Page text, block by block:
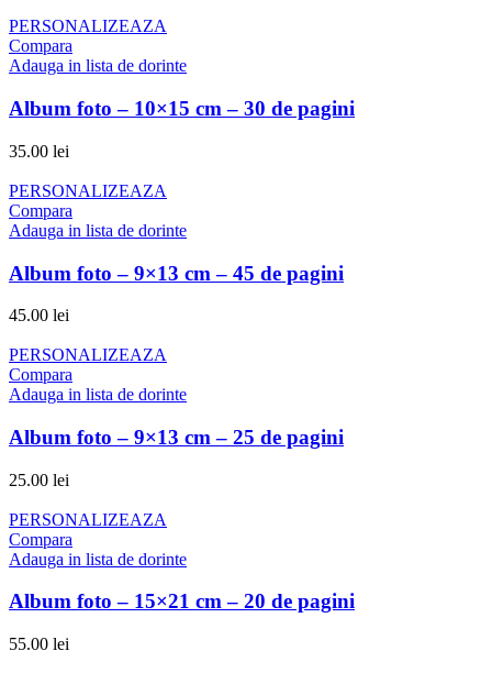
PERSONALIZEAZA
Compara
Adauga in lista de dorinte
Album foto – 10×15 cm – 30 de pagini
35.00 lei
PERSONALIZEAZA
Compara
Adauga in lista de dorinte
Album foto – 9×13 cm – 45 de pagini
45.00 lei
PERSONALIZEAZA
Compara
Adauga in lista de dorinte
Album foto – 9×13 cm – 25 de pagini
25.00 lei
PERSONALIZEAZA
Compara
Adauga in lista de dorinte
Album foto – 15×21 cm – 20 de pagini
55.00 lei